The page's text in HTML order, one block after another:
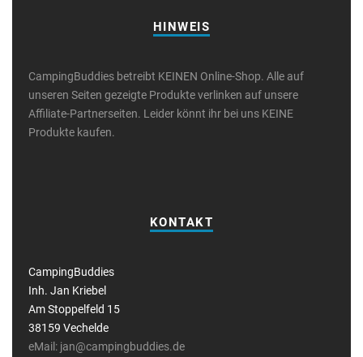
HINWEIS
CampingBuddies betreibt KEINEN Online-Shop. Alle auf
unseren Seiten gezeigte Produkte verlinken auf unsere
Affiliate-Partnerseiten. Leider könnt ihr bei uns KEINE
Produkte kaufen.
KONTAKT
CampingBuddies
Inh. Jan Kriebel
Am Stoppelfeld 15
38159 Vechelde
eMail: jan@campingbuddies.de